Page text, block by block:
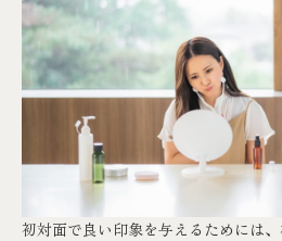
初対面で良い印象を与えるためには、